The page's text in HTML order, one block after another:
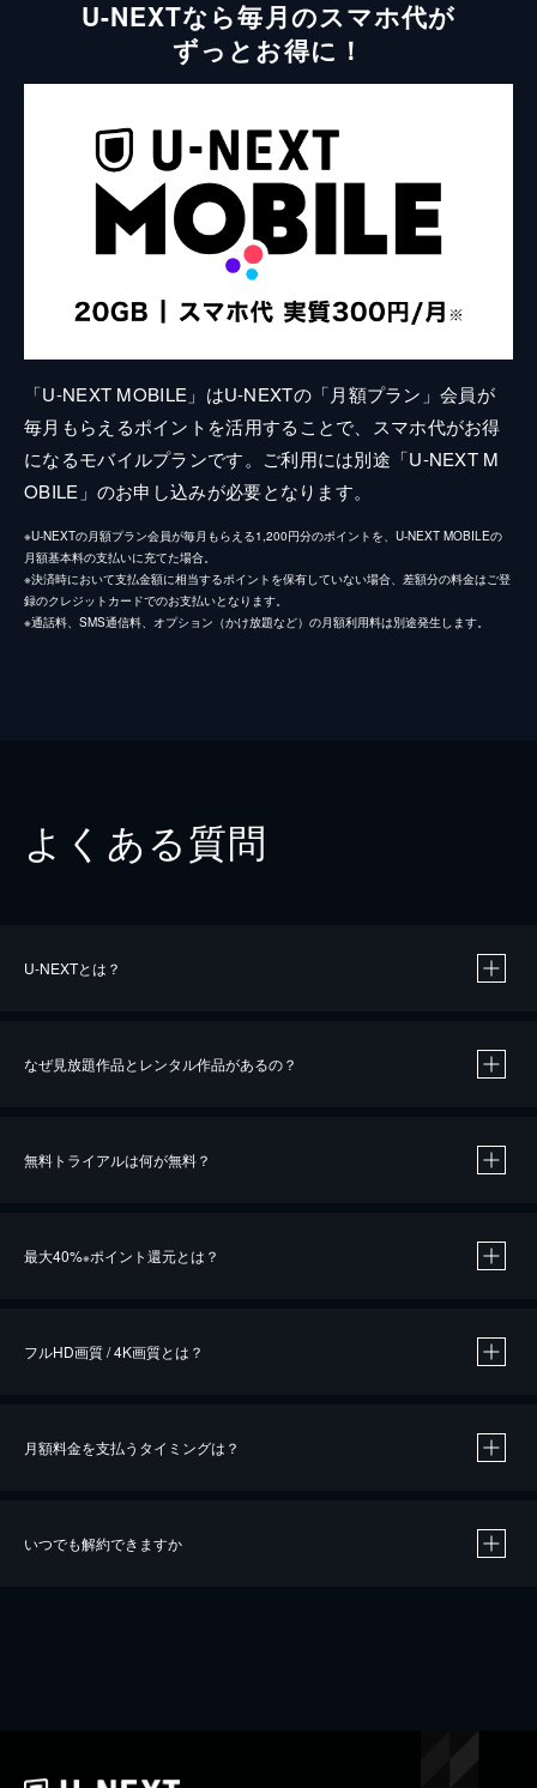
U-NEXTなら毎月のスマホ代が
ずっとお得に！
「U-NEXT MOBILE」はU-NEXTの「月額プラン」会員が
毎月もらえるポイントを活用することで、スマホ代がお得
になるモバイルプランです。ご利用には別途「U-NEXT M
OBILE」のお申し込みが必要となります。
※U-NEXTの月額プラン会員が毎月もらえる1,200円分のポイントを、U-NEXT MOBILEの
月額基本料の支払いに充てた場合。
※決済時において支払金額に相当するポイントを保有していない場合、差額分の料金はご登
録のクレジットカードでのお支払いとなります。
※通話料、SMS通信料、オプション（かけ放題など）の月額利用料は別途発生します。
よくある質問
U-NEXTとは？
なぜ見放題作品とレンタル作品があるの？
無料トライアルは何が無料？
最大40%※ポイント還元とは？
※40％ポイント還元の対象は、クレジットカード決済による作品の購入 / レンタルです。
iOSアプリのUコイン決済による作品の購入 / レンタルは、20％のポイント還元です。
フルHD画質 / 4K画質とは？
月額料金を支払うタイミングは？
いつでも解約できますか